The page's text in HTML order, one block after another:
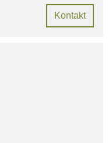
Kontakt